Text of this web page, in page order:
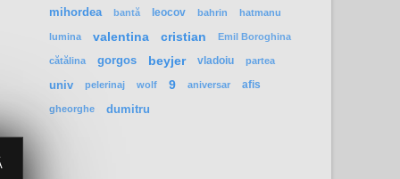
mihordea bantă leocov bahrin hatmanu
lumina valentina cristian Emil Boroghina
cătălina gorgos beyjer vladoiu partea
univ pelerinaj wolf 9 aniversar afis
gheorghe dumitru